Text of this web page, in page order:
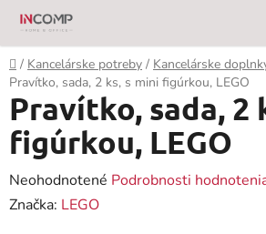
Prejsť
obsah
Domov
/ Kancelárske potreby / Kancelárske
Pravítko, sada, 2 ks, s mini figúrkou, LEGO
Pravítko, sada, 2
figúrkou, LEGO
Priemerné
hodnotenie
Neohodnotené Podrobnosti
Značka: LEGO